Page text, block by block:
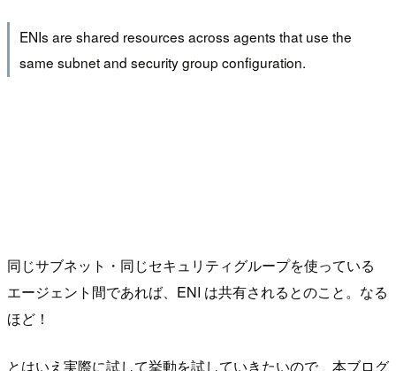
ENIs are shared resources across agents that use the
same subnet and security group configuration.
同じサブネット・同じセキュリティグループを使っている
エージェント間であれば、ENI は共有されるとのこと。なる
ほど！
とはいえ実際に試して挙動を試していきたいので、本ブログ